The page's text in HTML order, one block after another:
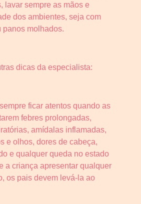
lavar sempre as mãos e
dos ambientes, seja com
panos molhados.
dicas da especialista:
ficar atentos quando as
febres prolongadas,
amídalas inflamadas,
e olhos, dores de cabeça,
e qualquer queda no estado
a criança apresentar qualquer
os pais devem levá-la ao